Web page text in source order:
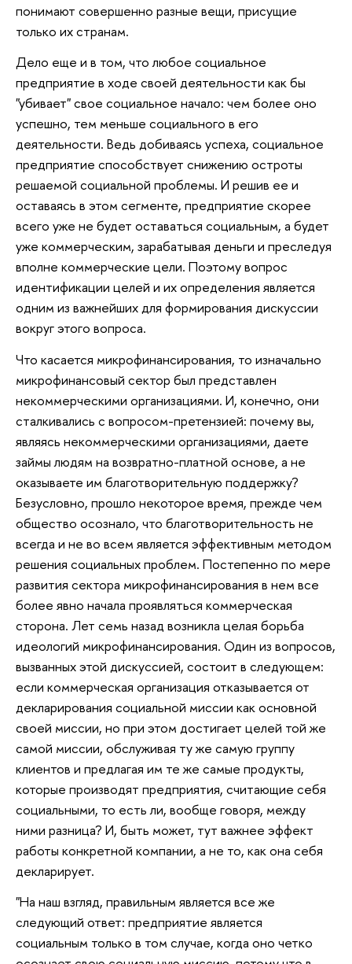
понимают совершенно разные вещи, присущие
только их странам.
Дело еще и в том, что любое социальное
предприятие в ходе своей деятельности как бы
"убивает" свое социальное начало: чем более оно
успешно, тем меньше социального в его
деятельности. Ведь добиваясь успеха, социальное
предприятие способствует снижению остроты
решаемой социальной проблемы. И решив ее и
оставаясь в этом сегменте, предприятие скорее
всего уже не будет оставаться социальным, а будет
уже коммерческим, зарабатывая деньги и преследуя
вполне коммерческие цели. Поэтому вопрос
идентификации целей и их определения является
одним из важнейших для формирования дискуссии
вокруг этого вопроса.
Что касается микрофинансирования, то изначально
микрофинансовый сектор был представлен
некоммерческими организациями. И, конечно, они
сталкивались с вопросом-претензией: почему вы,
являясь некоммерческими организациями, даете
займы людям на возвратно-платной основе, а не
оказываете им благотворительную поддержку?
Безусловно, прошло некоторое время, прежде чем
общество осознало, что благотворительность не
всегда и не во всем является эффективным методом
решения социальных проблем. Постепенно по мере
развития сектора микрофинансирования в нем все
более явно начала проявляться коммерческая
сторона. Лет семь назад возникла целая борьба
идеологий микрофинансирования. Один из вопросов,
вызванных этой дискуссией, состоит в следующем:
если коммерческая организация отказывается от
декларирования социальной миссии как основной
своей миссии, но при этом достигает целей той же
самой миссии, обслуживая ту же самую группу
клиентов и предлагая им те же самые продукты,
которые производят предприятия, считающие себя
социальными, то есть ли, вообще говоря, между
ними разница? И, быть может, тут важнее эффект
работы конкретной компании, а не то, как она себя
декларирует.
"На наш взгляд, правильным является все же
следующий ответ: предприятие является
социальным только в том случае, когда оно четко